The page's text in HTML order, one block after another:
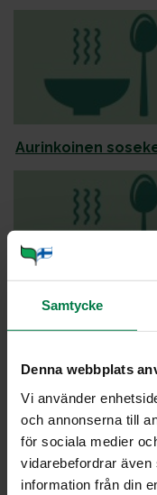
Samtycke
Denna webbplats
Vi använder
och annonserna till
för sociala medier
vidarebefordrar även
information från din
Au­rin­koi­nen
Chi­li sin car­ne
Cur­ry-